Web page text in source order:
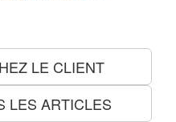
LE CLIENT
LES ARTICLES